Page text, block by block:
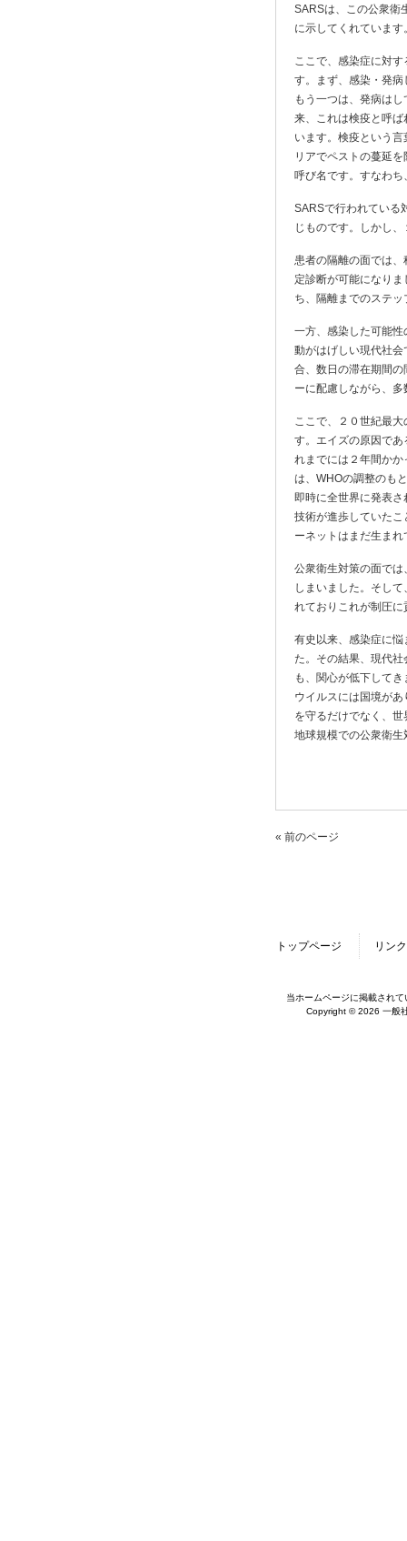
SARSは、この公衆衛
に示してくれています
ここで、感染症に対
す。まず、感染・発
もう一つは、発病は
来、これは検疫と呼
います。検疫という
リアでペストの蔓延
呼び名です。すなわ
SARSで行われている
じものです。しかし
患者の隔離の面では
定診断が可能になり
ち、隔離までのステ
一方、感染した可能
動がはげしい現代社
合、数日の滞在期間
ーに配慮しながら、
ここで、２０世紀最
す。エイズの原因で
れまでには２年間か
は、WHOの調整のも
即時に全世界に発表
技術が進歩していた
ーネットはまだ生まれ
公衆衛生対策の面で
しまいました。そし
れておりこれが制圧
有史以来、感染症に
た。その結果、現代
も、関心が低下して
ウイルスには国境が
を守るだけでなく、
地球規模での公衆衛生
« 前のページ
トップページ リンク
当ホームページに掲載され
Copyright © 2026 一般